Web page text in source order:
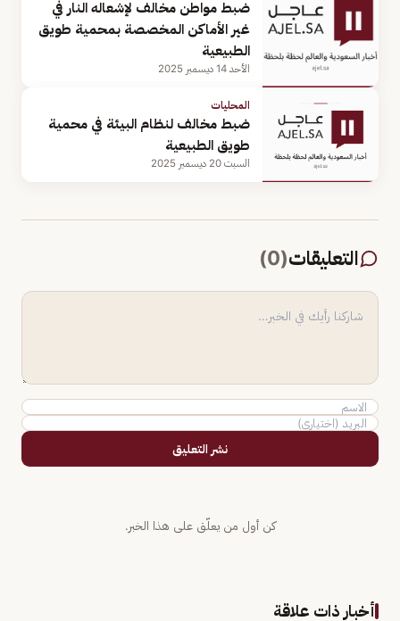
ضبط مواطن مخالف لإشعاله النار في
غير الأماكن المخصصة بمحمية طويق
الطبيعية
الأحد 14 ديسمبر 2025
المحليات
ضبط مخالف لنظام البيئة في محمية
طويق الطبيعية
السبت 20 ديسمبر 2025
التعليقات(
0
)
نشر التعليق
كن أول من يعلّق على هذا الخبر.
أخبار ذات علاقة